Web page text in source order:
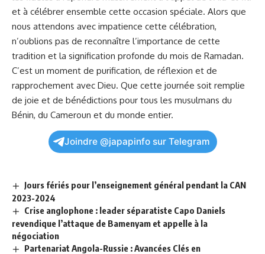
et​ à célébrer ensemble cette occasion spéciale. ⁢Alors que
nous attendons avec impatience cette célébration,
n’oublions pas de reconnaître l’importance de cette
tradition et la signification profonde du ⁤mois de Ramadan.
C’est un moment de purification, de réflexion et de
rapprochement avec Dieu. Que cette ⁢journée soit remplie
de joie et de bénédictions pour ‍tous les musulmans ⁢du
Bénin, du Cameroun et du monde entier.
Joindre @japapinfo sur Telegram
Jours fériés pour l’enseignement général pendant la CAN
2023-2024
Crise anglophone : leader séparatiste Capo Daniels
revendique l’attaque de Bamenyam et appelle à la
négociation
Partenariat Angola-Russie : Avancées Clés en